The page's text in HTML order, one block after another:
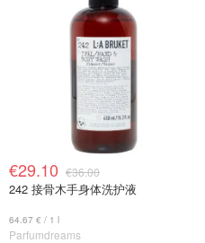
€29.10 €36.00
242 接骨木手身体洗护液
64.67 € / 1 l
Parfumdreams